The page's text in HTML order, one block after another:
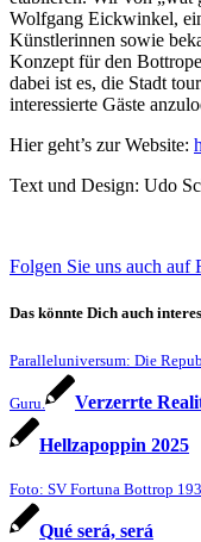
Wolfgang Eickwinkel,
Künstlerinnen sowie
Konzept für den
dabei ist es, die Stadt
interessierte Gäste
Hier geht’s zur Website:
Text und Design: Udo
Folgen Sie uns auch auf
Das könnte Dich auch
Paralleluniversum: Die
Guru. Verzerrte
Hellzapoppin 2025
Foto: SV Fortuna Bottrop
Qué será, será